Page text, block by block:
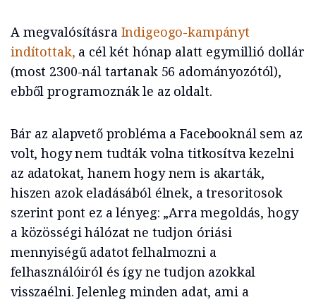
A megvalósításra Indigeogo-kampányt
indítottak, a cél két hónap alatt egymillió dollár
(most 2300-nál tartanak 56 adományozótól),
ebből programoznák le az oldalt.
Bár az alapvető probléma a Facebooknál sem az
volt, hogy nem tudták volna titkosítva kezelni
az adatokat, hanem hogy nem is akarták,
hiszen azok eladásából élnek, a tresoritosok
szerint pont ez a lényeg: „Arra megoldás, hogy
a közösségi hálózat ne tudjon óriási
mennyiségű adatot felhalmozni a
felhasználóiról és így ne tudjon azokkal
visszaélni. Jelenleg minden adat, ami a